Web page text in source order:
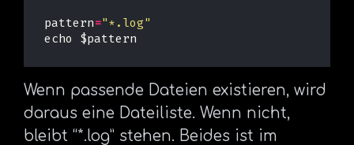
pattern="*.log"
echo
$pattern
Wenn passende Dateien existieren, wird
daraus eine Dateiliste. Wenn nicht,
bleibt “*.log” stehen. Beides ist im